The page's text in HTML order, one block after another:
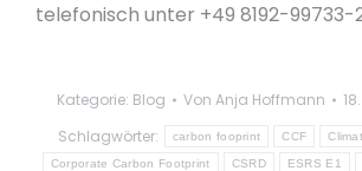
telefonisch unter +49 8192-99733-
Kategorie: Blog Von Anja Hoffmann
Schlagwörter:
carbon fooprint CCF
Corporate Carbon Footprint CSRD ESRS E1